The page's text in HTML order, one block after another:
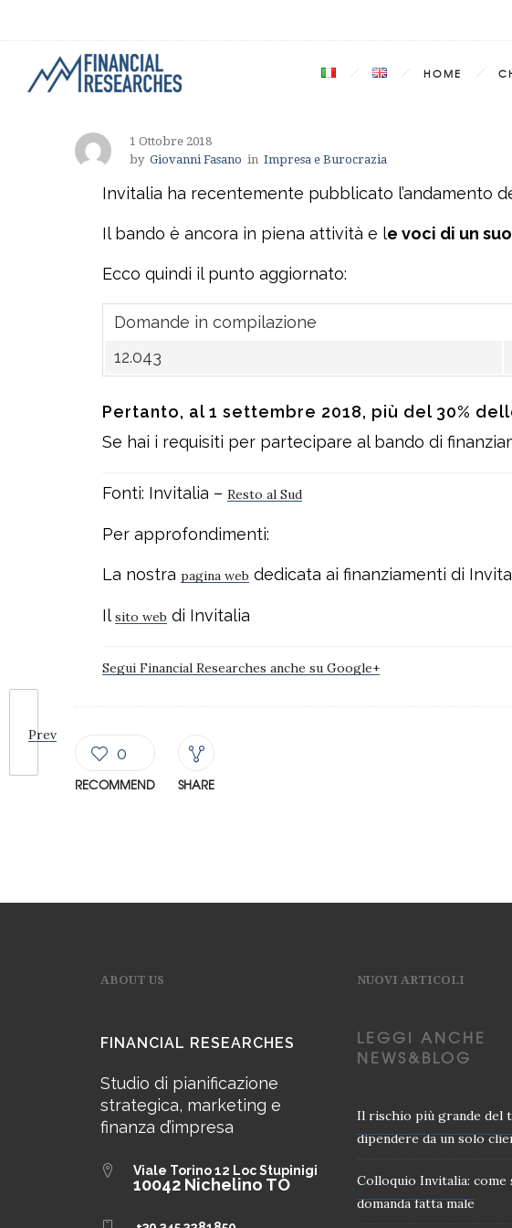
HOME
Prev
1 Ottobre 2018
by Giovanni Fasano in Impresa e Burocrazia
Invitalia ha recentemente pubblicato l’andamento
Il bando è ancora in piena attività e le voci di un
Ecco quindi il punto aggiornato:
Domande in compilazione
12.043
Pertanto, al 1 settembre 2018, più del 30%
Se hai i requisiti per partecipare al bando di
Fonti: Invitalia – Resto al Sud
Per approfondimenti:
La nostra pagina web dedicata ai finanziamenti di
Il sito web di Invitalia
Segui Financial Researches anche su Google+
0
RECOMMEND SHARE
ABOUT US
FINANCIAL RESEARCHES
Studio di pianificazione
strategica, marketing e
finanza d’impresa
Viale Torino 12 Loc Stupinigi
10042 Nichelino TO
NUOVI ARTICOLI
LEGGI ANCHE
NEWS&BLOG
Il rischio più grande del
dipendere da un solo
Colloquio Invitalia: come
domanda fatta male